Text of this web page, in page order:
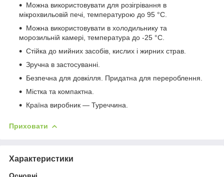
Можна використовувати для розігрівання в
мікрохвильовій печі, температурою до 95 °C.
Можна використовувати в холодильнику та
морозильній камері, температура до -25 °C.
Стійка до мийних засобів, кислих і жирних страв.
Зручна в застосуванні.
Безпечна для довкілля. Придатна для перероблення.
Містка та компактна.
Країна виробник — Туреччина.
Приховати
Характеристики
Основні